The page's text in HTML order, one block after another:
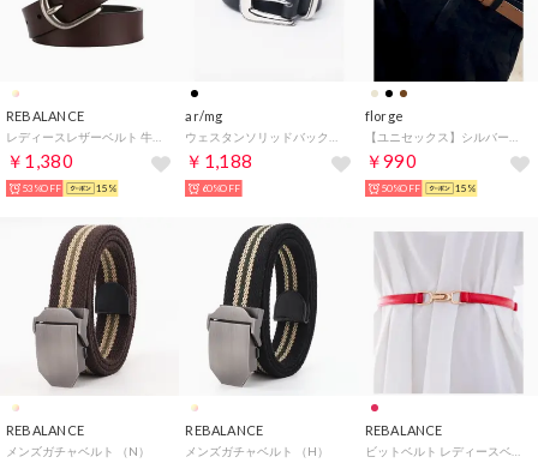
REBALANCE
￥1,380
53%OFF 15%
ar/mg
￥1,188
60%OFF
florge
￥990
50%OFF 15%
REBALANCE
メンズガチャベルト （N）
REBALANCE
メンズガチャベルト （H）
REBALANCE
ビットベルト レディースベルト （レッド）